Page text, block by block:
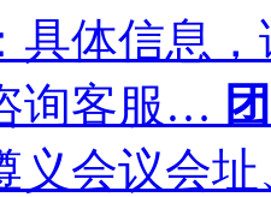
具体信息
询客服…
义会议会